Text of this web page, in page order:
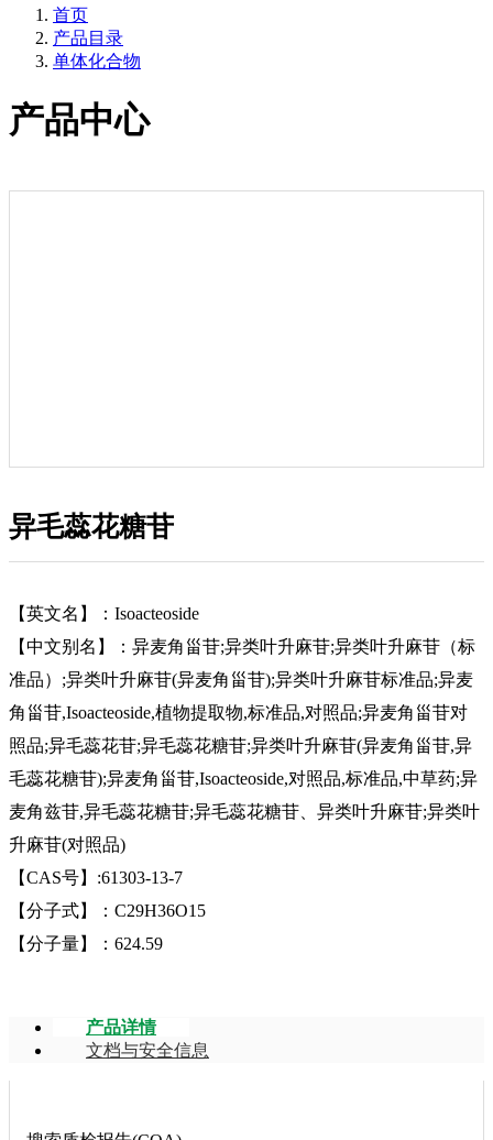
首页
产品目录
单体化合物
产品中心
异毛蕊花糖苷
【英文名】：Isoacteoside
【中文别名】：异麦角甾苷;异类叶升麻苷;异类叶升麻苷（标
准品）;异类叶升麻苷(异麦角甾苷);异类叶升麻苷标准品;异麦
角甾苷,Isoacteoside,植物提取物,标准品,对照品;异麦角甾苷对
照品;异毛蕊花苷;异毛蕊花糖苷;异类叶升麻苷(异麦角甾苷,异
毛蕊花糖苷);异麦角甾苷,Isoacteoside,对照品,标准品,中草药;异
麦角兹苷,异毛蕊花糖苷;异毛蕊花糖苷、异类叶升麻苷;异类叶
升麻苷(对照品)
【CAS号】:61303-13-7
【分子式】：C29H36O15
【分子量】：624.59
产品详情
文档与安全信息